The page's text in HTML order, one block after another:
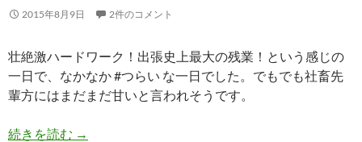
2015年8月9日 2件のコメント
壮絶激ハードワーク！出張史上最大の残業！という感じの
一日で、なかなか #つらい な一日でした。でもでも社畜先
輩方にはまだまだ甘いと言われそうです。
続きを読む 残業で疲れた為、手を抜きますが、磨きケルシ
→